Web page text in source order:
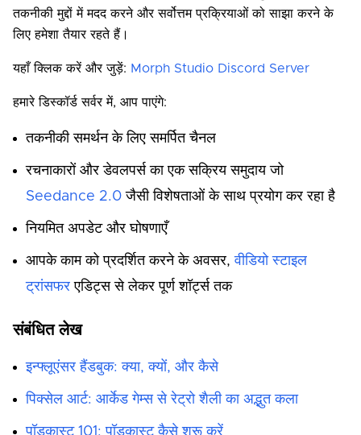
तकनीकी मुद्दों में मदद करने और सर्वोत्तम प्रक्रियाओं को साझा करने के
लिए हमेशा तैयार रहते हैं।
यहाँ क्लिक करें और जुड़ें: Morph Studio Discord Server
हमारे डिस्कॉर्ड सर्वर में, आप पाएंगे:
तकनीकी समर्थन के लिए समर्पित चैनल
रचनाकारों और डेवलपर्स का एक सक्रिय समुदाय जो
Seedance 2.0 जैसी विशेषताओं के साथ प्रयोग कर रहा है
नियमित अपडेट और घोषणाएँ
आपके काम को प्रदर्शित करने के अवसर,वीडियो स्टाइल
ट्रांसफर एडिट्स से लेकर पूर्ण शॉर्ट्स तक
संबंधित लेख
इन्फ्लूएंसर हैंडबुक: क्या, क्यों, और कैसे
पिक्सेल आर्ट: आर्केड गेम्स से रेट्रो शैली का अद्भुत कला
पॉडकास्ट 101: पॉडकास्ट कैसे शुरू करें